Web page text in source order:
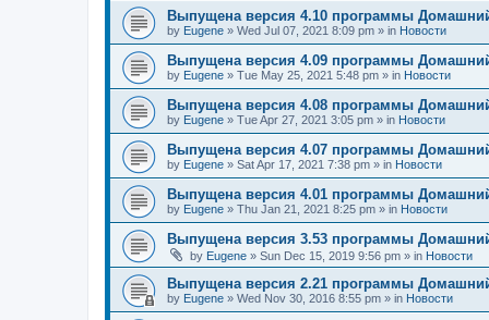
Выпущена версия 4.10 программы
by Eugene » Wed Jul 07, 2021 8:09 pm » in Новости
Выпущена версия 4.09 программы
by Eugene » Tue May 25, 2021 5:48 pm » in Новости
Выпущена версия 4.08 программы
by Eugene » Tue Apr 27, 2021 3:05 pm » in Новости
Выпущена версия 4.07 программы
by Eugene » Sat Apr 17, 2021 7:38 pm » in Новости
Выпущена версия 4.01 программы
by Eugene » Thu Jan 21, 2021 8:25 pm » in Новости
Выпущена версия 3.53 программы
by Eugene » Sun Dec 15, 2019 9:56 pm » in Новости
Выпущена версия 2.21 программы
by Eugene » Wed Nov 30, 2016 8:55 pm » in Новости